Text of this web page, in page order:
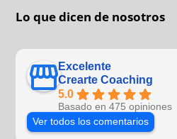
Lo que dicen de nosotros
Excelente
Crearte Coaching
5.0
Basado en 475 opiniones
Ver todos los comentarios